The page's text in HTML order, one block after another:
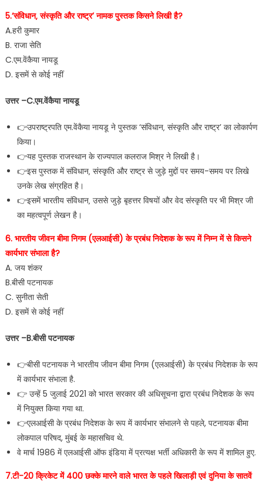
5.‘संविधान‚ संस्कृति और राष्ट्र’ नामक पुस्तक किसने लिखी है?
A.हरी कुमार
B. राजा सेति
C.एम.वेंकैया नायडू
D. इसमें से कोई नहीं
उत्तर –C.एम.वेंकैया नायडू
👉उपराष्ट्रपति एम.वेंकैया नायडू ने पुस्तक ‘संविधान‚ संस्कृति और राष्ट्र’ का लोकार्पण
किया।
👉यह पुस्तक राजस्थान के राज्यपाल कलराज मिश्र ने लिखी है।
👉इस पुस्तक में संविधान‚ संस्कृति और राष्ट्र से जुड़े मुद्दों पर समय-समय पर लिखे
उनके लेख संग्रहित है।
👉इसमें भारतीय संविधान‚ उससे जुड़े बृहत्तर विषयों और वेद संस्कृति पर भी मिश्र जी
का महत्वपूर्ण लेखन है।
6. भारतीय जीवन बीमा निगम (एलआईसी) के प्रबंध निदेशक के रूप में निम्न में से किसने
कार्यभार संभाला है?
A. जय शंकर
B.बीसी पटनायक
C. सुनीता सेती
D. इसमें से कोई नहीं
उत्तर –B.बीसी पटनायक
👉बीसी पटनायक ने भारतीय जीवन बीमा निगम (एलआईसी) के प्रबंध निदेशक के रूप
में कार्यभार संभाला है.
👉 उन्हें 5 जुलाई 2021 को भारत सरकार की अधिसूचना द्वारा प्रबंध निदेशक के रूप
में नियुक्त किया गया था.
👉एलआईसी के प्रबंध निदेशक के रूप में कार्यभार संभालने से पहले, पटनायक बीमा
लोकपाल परिषद, मुंबई के महासचिव थे.
वे मार्च 1986 में एलआईसी ऑफ इंडिया में प्रत्यक्ष भर्ती अधिकारी के रूप में शामिल हुए.
7.टी-20 क्रिकेट में 400 छक्के मारने वाले भारत के पहले खिलाड़ी एवं दुनिया के सातवें